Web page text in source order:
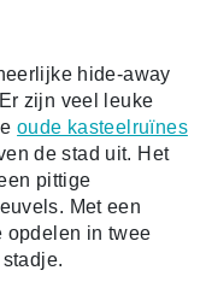
hide-away
zijn veel leuke
oude kasteelruïnes
de stad uit. Het
pittige
Met een
opdelen in twee